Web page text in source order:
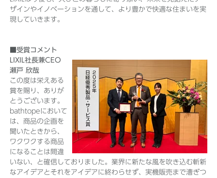
ザインやイノベーションを通して、より豊かで快適な住まいを実
現していきます。
■受賞コメント
LIXIL社長兼CEO
瀬戸 欣哉
この度は栄えある
賞を賜り、ありが
とうございます。
bathtopeにおいて
は、商品の企画を
聞いたときから、
ワクワクする商品
になることは間違
いない、と確信しておりました。業界に新たな風を吹き込む斬新
なアイデアとそれをアイデアに終わらせず、実機販売まで漕ぎつ